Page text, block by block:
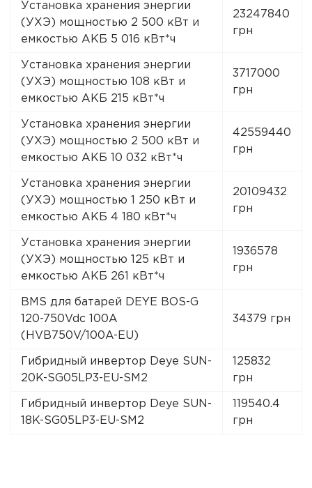
Установка хранения энергии
(УХЭ) мощностью 2 500 кВт и
емкостью АКБ 5 016 кВт*ч
23247840
грн
Установка хранения энергии
(УХЭ) мощностью 108 кВт и
емкостью АКБ 215 кВт*ч
3717000
грн
Установка хранения энергии
(УХЭ) мощностью 2 500 кВт и
емкостью АКБ 10 032 кВт*ч
42559440
грн
Установка хранения энергии
(УХЭ) мощностью 1 250 кВт и
емкостью АКБ 4 180 кВт*ч
20109432
грн
Установка хранения энергии
(УХЭ) мощностью 125 кВт и
емкостью АКБ 261 кВт*ч
1936578
грн
BMS для батарей DEYE BOS-G
120-750Vdc 100A
(HVB750V/100A-EU)
34379 грн
Гибридный инвертор Deye SUN-
20K-SG05LP3-EU-SM2
125832
грн
Гибридный инвертор Deye SUN-
18K-SG05LP3-EU-SM2
119540.4
грн